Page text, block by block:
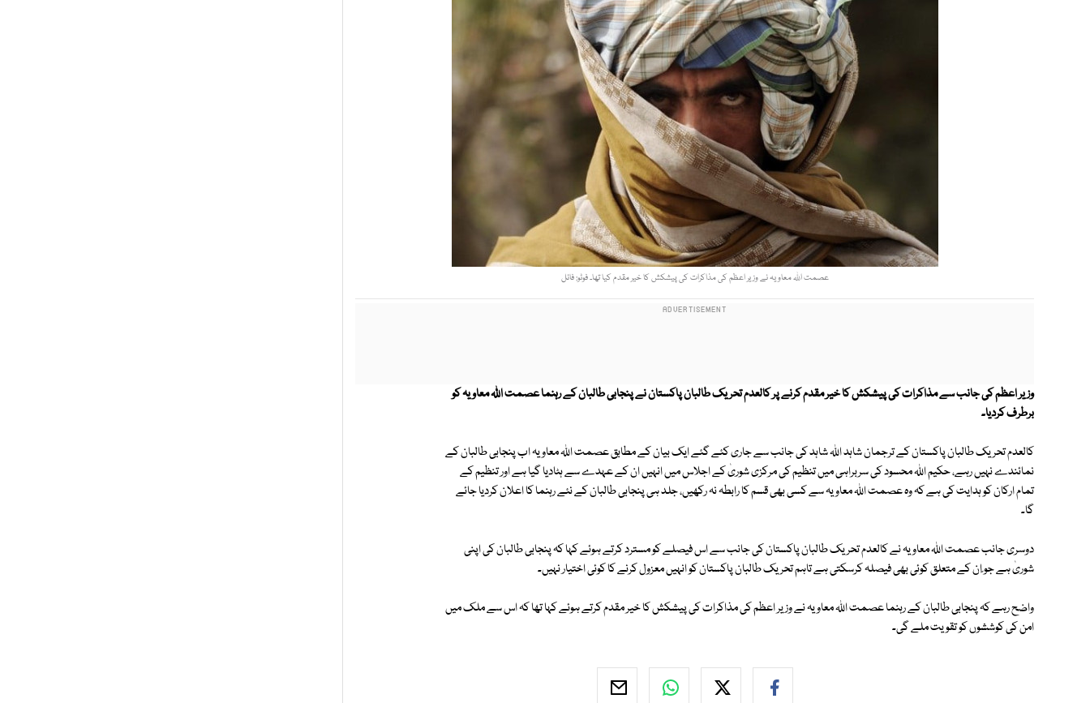
عصمت اللہ معاویہ نے وزیر اعظم کی مذاکرات کی پیشکش کا خیر مقدم کیا تھا۔ فوٹو: فائل
وزیر اعظم کی جانب سے مذاکرات کی پیشکش کا خیر مقدم کرنے پر کالعدم تحریک طالبان پاکستان نے پنجابی طالبان کے رہنما عصمت اللہ معاویہ کو
برطرف کردیا۔
کالعدم تحریک طالبان پاکستان کے ترجمان شاہد اللہ شاہد کی جانب سے جاری کئے گئے ایک بیان کے مطابق عصمت اللہ معاویہ اب پنجابی طالبان کے
نمائندے نہیں رہے، حکیم اللہ محسود کی سربراہی میں تنظیم کی مرکزی شوریٰ کے اجلاس میں انہیں ان کے عہدے سے ہٹادیا گیا ہے اور تنظیم کے
تمام ارکان کو ہدایت کی ہے کہ وہ عصمت اللہ معاویہ سے کسی بھی قسم کا رابطہ نہ رکھیں، جلد ہی پنجابی طالبان کے نئے رہنما کا اعلان کردیا جائے
گا۔
دوسری جانب عصمت اللہ معاویہ نے کالعدم تحریک طالبان پاکستان کی جانب سے اس فیصلے کو مسترد کرتے ہوئے کہا کہ پنجابی طالبان کی اپنی
شوریٰ ہے جو ٍان کے متعلق کوئی بھی فیصلہ کرسکتی ہے تاہم تحریک طالبان پاکستان کو انہیں معزول کرنے کا کوئی اختیار نہیں۔
واضح رہے کہ پنجابی طالبان کے رہنما عصمت اللہ معاویہ نے وزیر اعظم کی مذاکرات کی پیشکش کا خیر مقدم کرتے ہوئے کہا تھا کہ اس سے ملک میں
امن کی کوششوں کو تقویت ملے گی۔